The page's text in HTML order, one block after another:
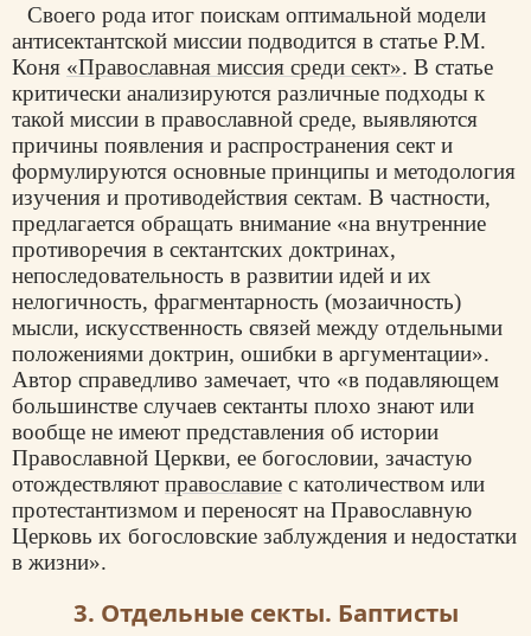
Своего рода итог поискам оптимальной модели
антисектантской миссии подводится в статье Р.М.
Коня «Православная миссия среди сект». В статье
критически анализируются различные подходы к
такой миссии в православной среде, выявляются
причины появления и распространения сект и
формулируются основные принципы и методология
изучения и противодействия сектам. В частности,
предлагается обращать внимание «на внутренние
противоречия в сектантских доктринах,
непоследовательность в развитии идей и их
нелогичность, фрагментарность (мозаичность)
мысли, искусственность связей между отдельными
положениями доктрин, ошибки в аргументации».
Автор справедливо замечает, что «в подавляющем
большинстве случаев сектанты плохо знают или
вообще не имеют представления об истории
Православной Церкви, ее богословии, зачастую
отождествляют православие с католичеством или
протестантизмом и переносят на Православную
Церковь их богословские заблуждения и недостатки
в жизни».
3. Отдельные секты. Баптисты